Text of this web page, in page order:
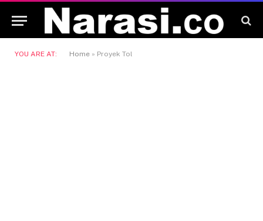
YOU ARE AT: Home » Proyek Tol